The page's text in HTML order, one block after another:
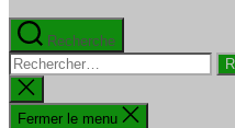
Recherche
Rechercher :
Fermer
la
recherche
Fermer le menu